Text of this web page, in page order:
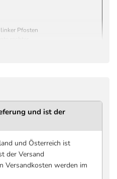
Pfosten
Unterkante
3400 mm
Pfosten, entlang
Lamellenlänge
mm
Innenkante
und ist der
und Österreich ist
der Versand
Versandkosten werden im